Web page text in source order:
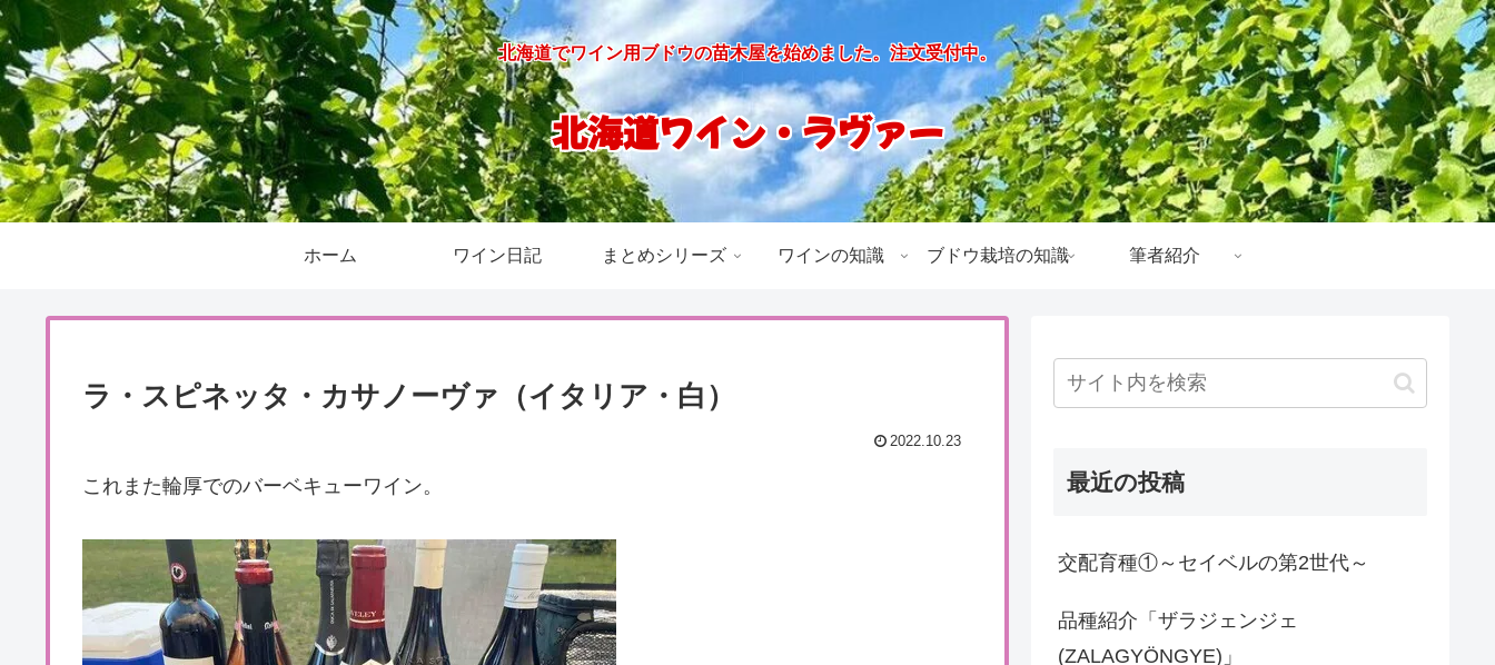
北海道でワイン用ブドウの苗木屋を始めました。注文受付中。
北海道ワイン・ラヴァー
ホーム ワイン日記 まとめシリーズ ワインの知識 ブドウ栽培の知識 筆者紹介
ラ・スピネッタ・カサノーヴァ（イタリア・白）
2022.10.23
これまた輪厚でのバーベキューワイン。 最近の投稿
交配育種①～セイベルの第2世代～
品種紹介「ザラジェンジェ
(ZALAGYÖNGYE)」